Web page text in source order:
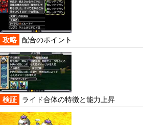
攻略 配合のポイント
検証 ライド合体の特徴と能力上昇